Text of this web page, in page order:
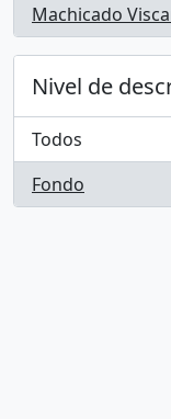
Machicado
, 1 resultados
Nivel de
Todos
Fondo
, 1 resultados